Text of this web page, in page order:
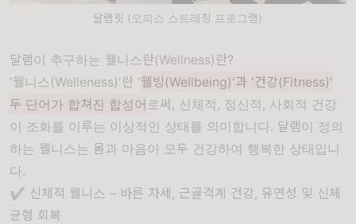
달램핏 (오피스 스트레칭 프로그램)
달램이 추구하는 웰니스란(Wellness)란?
'웰니스(Welleness)'란 '웰빙(Wellbeing)'과 '건강(Fitness)'
두 단어가 합쳐진 합성어 로써, 신체적, 정신적, 사회적 건강
이 조화를 이루는 이상적인 상태를 의미합니다. 달램이 정의
하는 웰니스는 몸과 마음이 모두 건강하여 행복한 상태입니
다.
✔ 신체적 웰니스 – 바른 자세, 근골격계 건강, 유연성 및 신체
균형 회복